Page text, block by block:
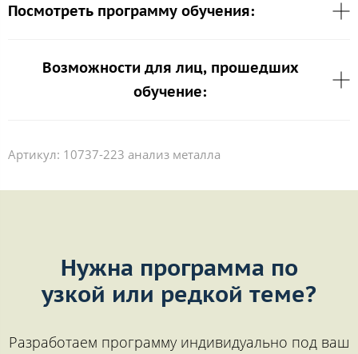
Посмотреть программу обучения:
Возможности для лиц, прошедших
обучение:
Артикул: 10737-223 анализ металла
Нужна программа по
узкой или редкой теме?
Разработаем программу индивидуально под ваш